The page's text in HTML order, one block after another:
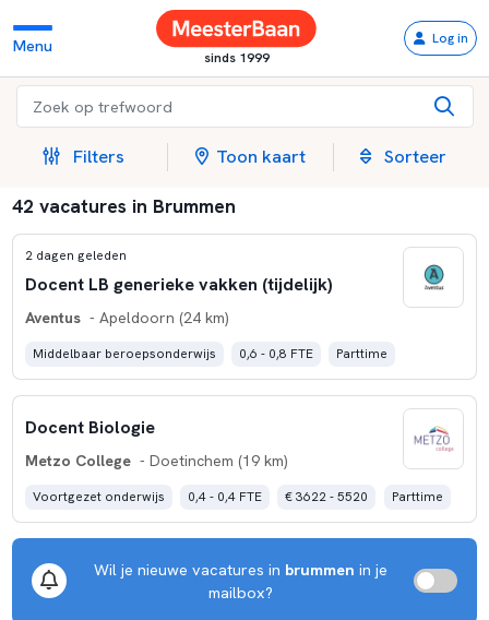
Menu
sinds 1999
Log in
Filters Toon kaart Sorteer
42 vacatures in Brummen
2 dagen geleden
Docent LB generieke vakken (tijdelijk)
Aventus - Apeldoorn (24 km)
Middelbaar beroepsonderwijs 0,6 - 0,8 FTE Parttime
Docent Biologie
Metzo College - Doetinchem (19 km)
Voortgezet onderwijs 0,4 - 0,4 FTE € 3622 - 5520 Parttime
Wil je nieuwe vacatures in brummen in je
mailbox?